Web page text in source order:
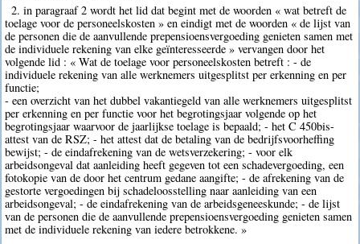
2. in paragraaf 2 wordt het lid dat begint met de woorden « wat betreft de
toelage voor de personeelskosten » en eindigt met de woorden « de lijst van
de personen die de aanvullende prepensioensvergoeding genieten samen met
de individuele rekening van elke geïnteresseerde » vervangen door het
volgende lid : « Wat de toelage voor personeelskosten betreft : - de
individuele rekening van alle werknemers uitgesplitst per erkenning en per
functie;
- een overzicht van het dubbel vakantiegeld van alle werknemers uitgesplitst
per erkenning en per functie voor het begrotingsjaar volgende op het
begrotingsjaar waarvoor de jaarlijkse toelage is bepaald; - het C 450bis-
attest van de RSZ; - het attest dat de betaling van de bedrijfsvoorheffing
bewijst; - de eindafrekening van de wetsverzekering; - voor elk
arbeidsongeval dat aanleiding heeft gegeven tot een schadevergoeding, een
fotokopie van de door het centrum gedane aangifte; - de afrekening van de
gestorte vergoedingen bij schadeloosstelling naar aanleiding van een
arbeidsongeval; - de eindafrekening van de arbeidsgeneeskunde; - de lijst
van de personen die de aanvullende prepensioensvergoeding genieten samen
met de individuele rekening van iedere betrokkene. »